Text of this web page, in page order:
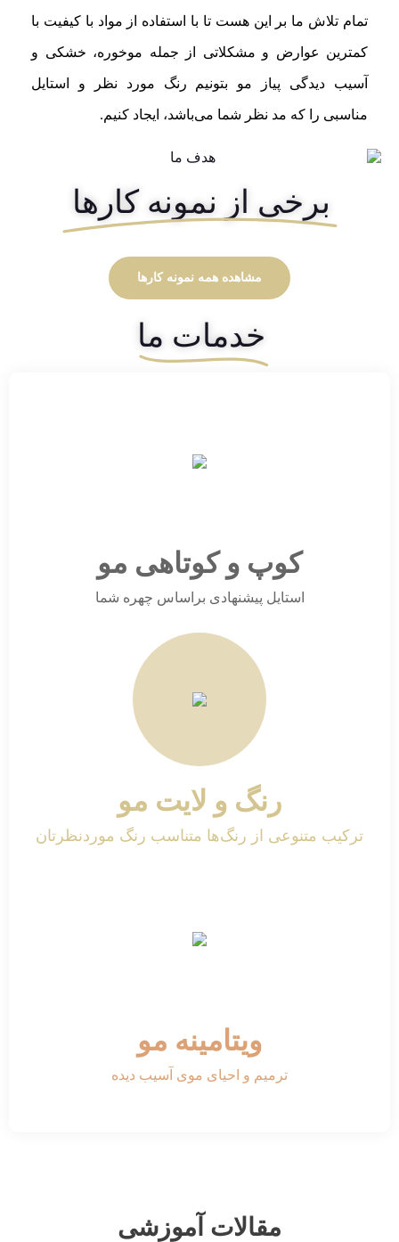
تمام تلاش ما بر این هست تا با استفاده از مواد با کیفیت با
کمترین عوارض و مشکلاتی از جمله موخوره، خشکی و
آسیب دیدگی پیاز مو بتونیم رنگ مورد نظر و استایل
مناسبی را که مد نظر شما می‌باشد، ایجاد کنیم.
برخی از نمونه کارها
مشاهده همه نمونه کارها
خدمات ما
کوپ و کوتاهی مو
استایل پیشنهادی براساس چهره شما
رنگ و لایت مو
ترکیب متنوعی از رنگ‌ها متناسب رنگ موردنظر‌تان
ویتامینه مو
ترمیم و احیای موی آسیب دیده
مقالات آموزشی